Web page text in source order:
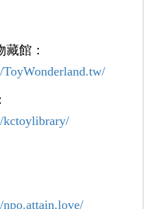
館：
kctoylibrary/